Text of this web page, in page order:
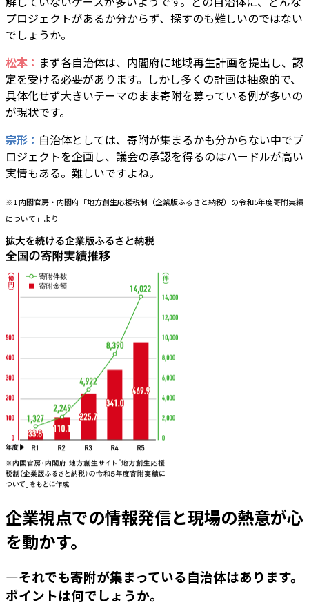
プロジェクトがあるか分からず、探すのも難しいのではない
でしょうか。
松本： まず各自治体は、内閣府に地域再生計画を提出し、認
定を受ける必要があります。しかし多くの計画は抽象的で、
具体化せず大きいテーマのまま寄附を募っている例が多いの
が現状です。
宗形： 自治体としては、寄附が集まるかも分からない中でプ
ロジェクトを企画し、議会の承認を得るのはハードルが高い
実情もある。難しいですよね。
※1 内閣官房・内閣府「地方創生応援税制（企業版ふるさと納税）の令和5年度寄附実績
について」より
企業視点での情報発信と現場の熱意が心
を動かす。
―それでも寄附が集まっている自治体はあります。
ポイントは何でしょうか。